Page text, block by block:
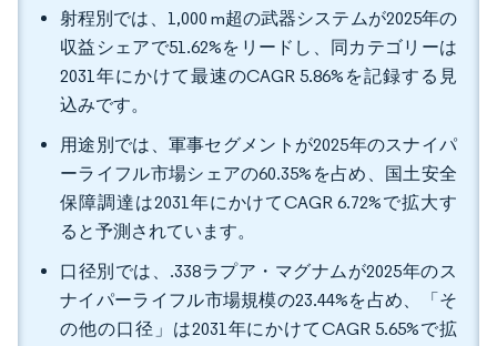
射程別では、1,000 m超の武器システムが2025年の
収益シェアで51.62%をリードし、同カテゴリーは
2031年にかけて最速のCAGR 5.86%を記録する見
込みです。
用途別では、軍事セグメントが2025年のスナイパ
ーライフル市場シェアの60.35%を占め、国土安全
保障調達は2031年にかけてCAGR 6.72%で拡大す
ると予測されています。
口径別では、.338ラプア・マグナムが2025年のス
ナイパーライフル市場規模の23.44%を占め、「そ
の他の口径」は2031年にかけてCAGR 5.65%で拡